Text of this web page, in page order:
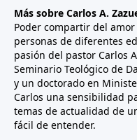
Más sobre Carlos A.
Poder compartir del
personas de diferentes
pasión del pastor Carlos
Seminario Teológico de
y un doctorado en
Carlos una sensibilidad
temas de actualidad de
fácil de entender.